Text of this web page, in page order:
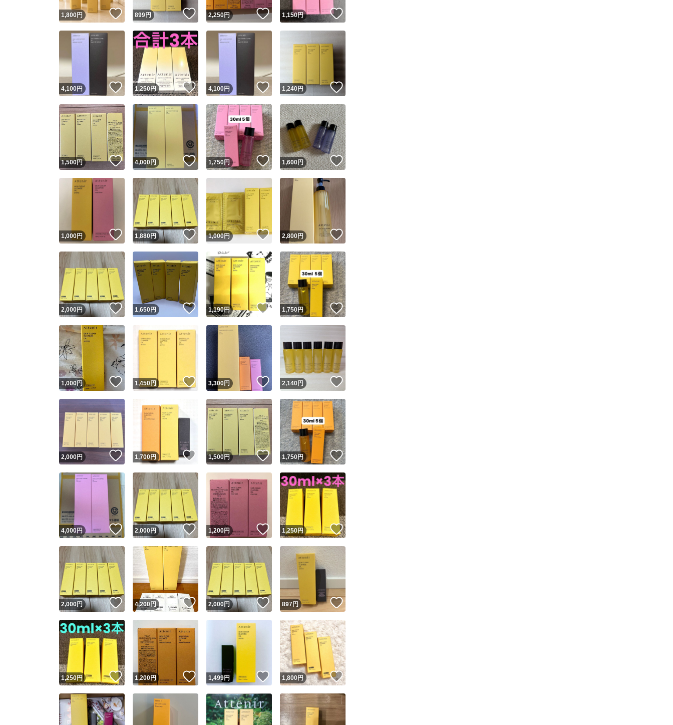
取引実績
取引実績◯+ このユーザーはYahoo!フリマの取引を完了させた実績があります
他フリマ実績◯+ このユーザーは他フリマサービスでの取引実績があります
スピード&安心発送
※このバッジは実績に基づく表示であり、発送を保証しているものではありません
スピード＆安心発送
このユーザーは高頻度で24時間以内＆設定した発送日数内に発送してい
ます
スピード発送 このユーザーは高頻度で24時間以内に発送しています
安心発送 このユーザーは設定した発送日数内に発送しています
商品画像の無断転載は禁止されています
コピーは1商品につき1回
出品ページへ
キャンセル
1,800円 いいね！
899円 いいね！
2,250円 いいね！
1,150円
4,100円 いいね！
1,250円 いいね！
4,100円 いいね！
1,240円 いいね！
1,500円 いいね！
4,000円 いいね！
1,750円 いいね！
1,600円 いいね！
1,000円 いいね！
1,880円 いいね！
1,000円 いいね！
2,800円
2,000円 いいね！
1,650円 いいね！
1,190円 いいね！
1,750円 いいね！
1,000円 いいね！
1,450円 いいね！
3,300円 いいね！
2,140円
2,000円 いいね！
1,700円 いいね！
1,500円 いいね！
1,750円 いいね！
4,000円 いいね！
2,000円 いいね！
1,200円 いいね！
1,250円 いいね！
2,000円 いいね！
4,200 円 いいね！
2,000円 いいね！
897円
1,250円 いいね！
1,200円 いいね！
1,499円 いいね！
1,800円 いいね！